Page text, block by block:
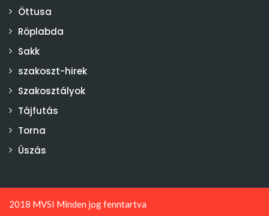
Öttusa
Röplabda
Sakk
szakoszt-hirek
Szakosztályok
Tájfutás
Torna
Úszás
2018 MVSI Minden jog fenntartva